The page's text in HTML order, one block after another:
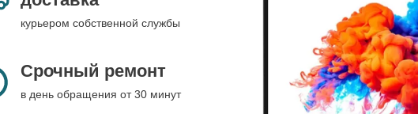
курьером собственной службы
Срочный ремонт
в день обращения от 30 минут